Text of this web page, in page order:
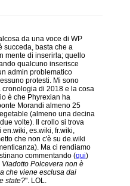
molto marcato ed allora
periferico Lrt000 che
rispondePhyrexian
è stata annullata infinite
per cui la voce è
2018 o nel 1974 sia crollato
un monte in Italia o in
evento rilevante per la
voce non è un
locale, né un notiziario,
news. Stiamo scrivendo
sul crollo del
già riportate altrove,
voce sul viadotto, visto
una voce interamente
ponte autostradale."
da una voce di WP
succeda, basta che a
mente di inserirla; quello
qualcuno inserisce
admin problematico
protesti. Mi sono
di 2018 e la cosa
è che Phyrexian ha
Morandi almeno 25
(almeno una decina
volte). Il crollo si trova
es.wiki, fr.wiki,
che non c'è su de.wiki
Ma ci rendiamo
commentando (qui)
Polcevera non è
che viene esclusa dai
state?". LOL.